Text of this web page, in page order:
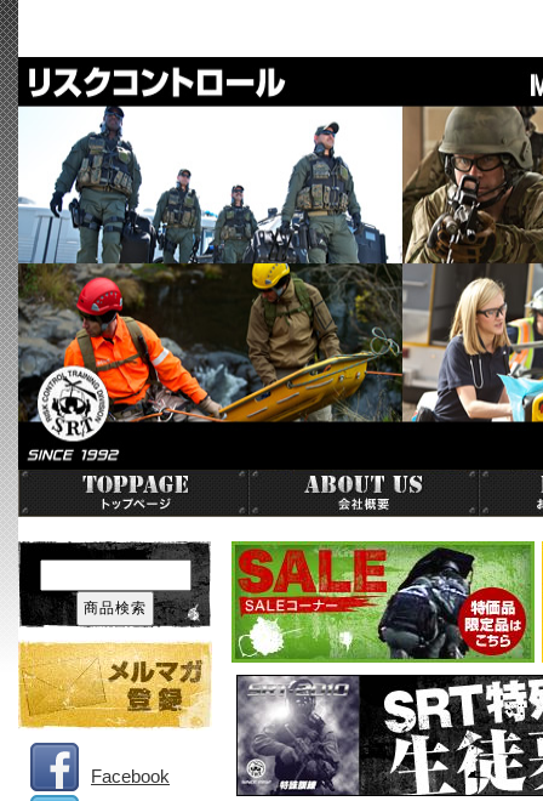
Facebook